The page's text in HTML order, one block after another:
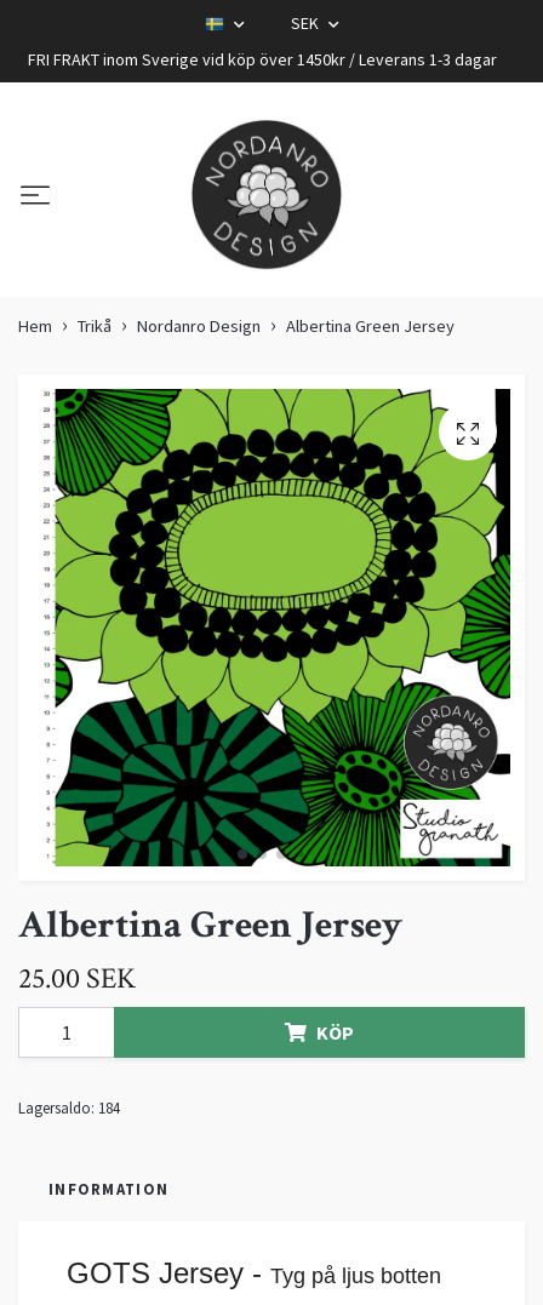
SEK
FRI FRAKT inom Sverige vid köp över 1450kr / Leverans 1-3 dagar
Hem Trikå Nordanro Design Albertina Green Jersey
Albertina Green Jersey
25.00 SEK
KÖP
Lagersaldo: 184
INFORMATION
GOTS Jersey - Tyg på ljus botten